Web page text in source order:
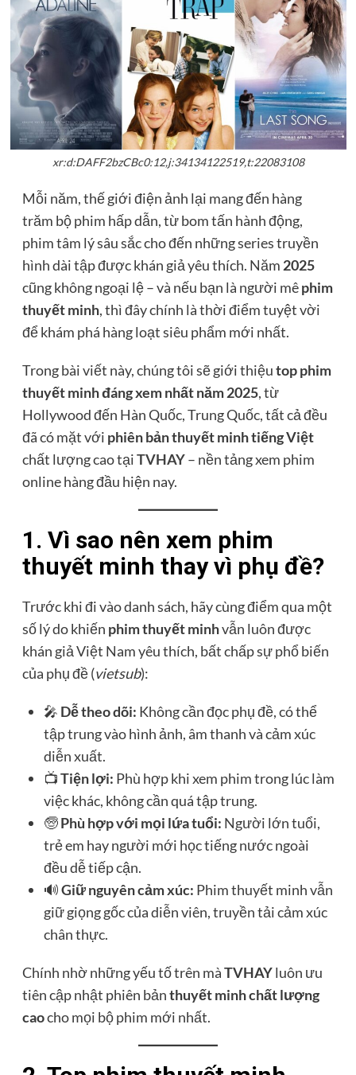
xr:d:DAFF2bzCBc0:12,j:34134122519,t:22083108
Mỗi năm, thế giới điện ảnh lại mang đến hàng
trăm bộ phim hấp dẫn, từ bom tấn hành động,
phim tâm lý sâu sắc cho đến những series truyền
hình dài tập được khán giả yêu thích. Năm 2025
cũng không ngoại lệ – và nếu bạn là người mêphim
thuyết minh, thì đây chính là thời điểm tuyệt vời
để khám phá hàng loạt siêu phẩm mới nhất.
Trong bài viết này, chúng tôi sẽ giới thiệutop phim
thuyết minh đáng xem nhất năm 2025, từ
Hollywood đến Hàn Quốc, Trung Quốc, tất cả đều
đã có mặt với phiên bản thuyết minh tiếng Việt
chất lượng cao tạiTVHAY– nền tảng xem phim
online hàng đầu hiện nay.
1. Vì sao nên xem phim
thuyết minh thay vì phụ đề?
Trước khi đi vào danh sách, hãy cùng điểm qua một
số lý do khiến phim thuyết minhvẫn luôn được
khán giả Việt Nam yêu thích, bất chấp sự phổ biến
của phụ đề (vietsub):
🎤 Dễ theo dõi: Không cần đọc phụ đề, có thể
tập trung vào hình ảnh, âm thanh và cảm xúc
diễn xuất.
📺Tiện lợi: Phù hợp khi xem phim trong lúc làm
việc khác, không cần quá tập trung.
🧓Phù hợp với mọi lứa tuổi: Người lớn tuổi,
trẻ em hay người mới học tiếng nước ngoài
đều dễ tiếp cận.
🔊Giữ nguyên cảm xúc: Phim thuyết minh vẫn
giữ giọng gốc của diễn viên, truyền tải cảm xúc
chân thực.
Chính nhờ những yếu tố trên màTVHAYluôn ưu
tiên cập nhật phiên bảnthuyết minh chất lượng
caocho mọi bộ phim mới nhất.